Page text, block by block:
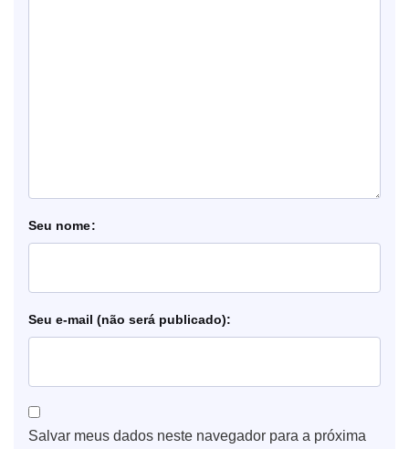
nome
e-mail
Salvar meus dados neste navegador para a próxima